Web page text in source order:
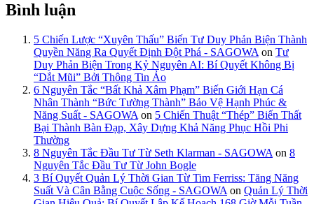
Bình luận
5 Chiến Lược “Xuyên Thấu” Biến Tư Duy Phản Biện Thành
Quyền Năng Ra Quyết Định Đột Phá - SAGOWA on Tư
Duy Phản Biện Trong Kỷ Nguyên AI: Bí Quyết Không Bị
“Dắt Mũi” Bởi Thông Tin Ảo
6 Nguyên Tắc “Bất Khả Xâm Phạm” Biến Giới Hạn Cá
Nhân Thành “Bức Tường Thành” Bảo Vệ Hạnh Phúc &
Năng Suất - SAGOWA on 5 Chiến Thuật “Thép” Biến Thất
Bại Thành Bàn Đạp, Xây Dựng Khả Năng Phục Hồi Phi
Thường
8 Nguyên Tắc Đầu Tư Từ Seth Klarman - SAGOWA on 8
Nguyên Tắc Đầu Tư Từ John Bogle
3 Bí Quyết Quản Lý Thời Gian Từ Tim Ferriss: Tăng Năng
Suất Và Cân Bằng Cuộc Sống - SAGOWA on Quản Lý Thời